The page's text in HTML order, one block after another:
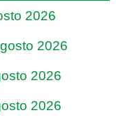
2026
2026
2026
2026